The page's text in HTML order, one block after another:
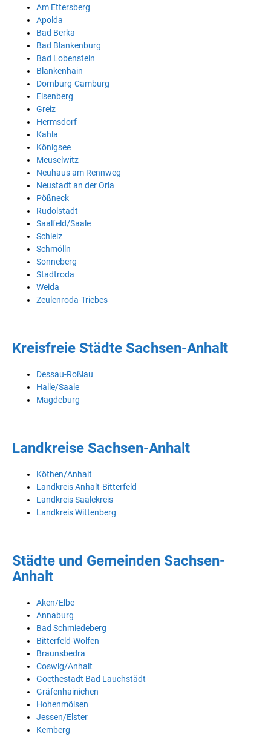
Am Ettersberg
Apolda
Bad Berka
Bad Blankenburg
Bad Lobenstein
Blankenhain
Dornburg-Camburg
Eisenberg
Greiz
Hermsdorf
Kahla
Königsee
Meuselwitz
Neuhaus am Rennweg
Neustadt an der Orla
Pößneck
Rudolstadt
Saalfeld/Saale
Schleiz
Schmölln
Sonneberg
Stadtroda
Weida
Zeulenroda-Triebes
Kreisfreie Städte Sachsen-Anhalt
Dessau-Roßlau
Halle/Saale
Magdeburg
Landkreise Sachsen-Anhalt
Köthen/Anhalt
Landkreis Anhalt-Bitterfeld
Landkreis Saalekreis
Landkreis Wittenberg
Städte und Gemeinden Sachsen-
Anhalt
Aken/Elbe
Annaburg
Bad Schmiedeberg
Bitterfeld-Wolfen
Braunsbedra
Coswig/Anhalt
Goethestadt Bad Lauchstädt
Gräfenhainichen
Hohenmölsen
Jessen/Elster
Kemberg